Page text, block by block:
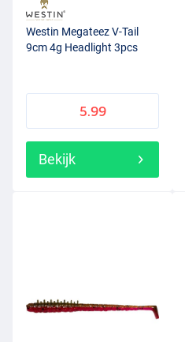
Westin Megateez V-Tail
9cm 4g Headlight 3pcs
5.99
Bekijk